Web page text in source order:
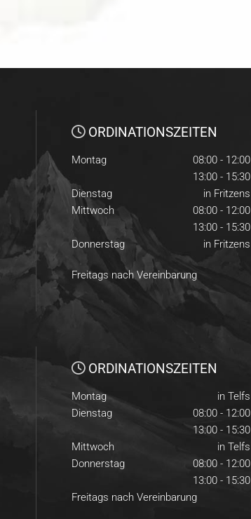
ORDINATIONSZEITEN
Montag
08:00 - 12:00
13:00 - 15:30
Dienstag
in Fritzens
Mittwoch
08:00 - 12:00
13:00 - 15:30
Donnerstag
in Fritzens
Freitags nach Vereinbarung
ORDINATIONSZEITEN
Montag
in Telfs
Dienstag
08:00 - 12:00
13:00 - 15:30
Mittwoch
in Telfs
Donnerstag
08:00 - 12:00
13:00 - 15:30
Freitags nach Vereinbarung